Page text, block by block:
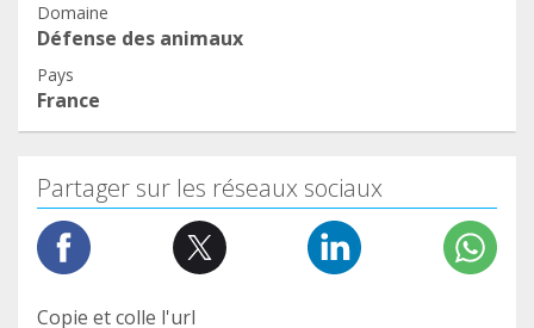
Domaine
Défense des animaux
Pays
France
Partager sur les réseaux sociaux
Copie et colle l'url